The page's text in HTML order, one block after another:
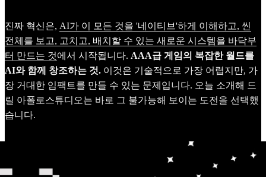
진짜 혁신은, AI가 이 모든 것을 '네이티브'하게 이해하고, 씬
전체를 보고, 고치고, 배치할 수 있는 새로운 시스템을 바닥부
터 만드는 것에서 시작됩니다. AAA급 게임의 복잡한 월드를
AI와 함께 창조하는 것. 이것은 기술적으로 가장 어렵지만, 가
장 거대한 임팩트를 만들 수 있는 문제입니다. 오늘 소개해 드
릴 아폴로스튜디오는 바로 그 불가능해 보이는 도전을 선택했
습니다.